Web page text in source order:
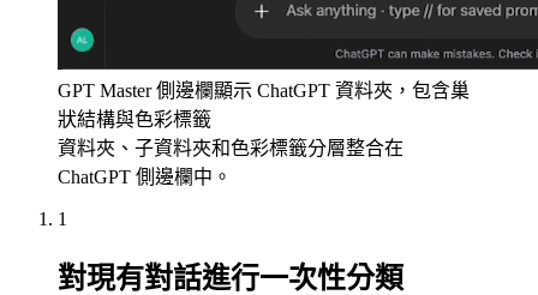
GPT Master 側邊欄顯示 ChatGPT 資料夾，包含巢
狀結構與色彩標籤
資料夾、子資料夾和色彩標籤分層整合在
ChatGPT 側邊欄中。
1
對現有對話進行一次性分類